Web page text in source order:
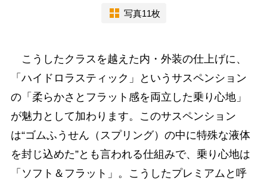
写真11枚
こうしたクラスを越えた内・外装の仕上げに、
「ハイドロラスティック」というサスペンション
の「柔らかさとフラット感を両立した乗り心地」
が魅力として加わります。このサスペンション
は“ゴムふうせん（スプリング）の中に特殊な液体
を封じ込めた”とも言われる仕組みで、乗り心地は
「ソフト＆フラット」。こうしたプレミアムと呼